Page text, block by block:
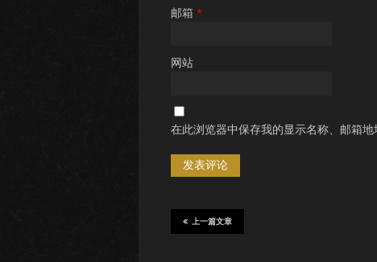
邮箱 *
网站
在此浏览器中保存我的显示名称、邮箱
上一篇文章